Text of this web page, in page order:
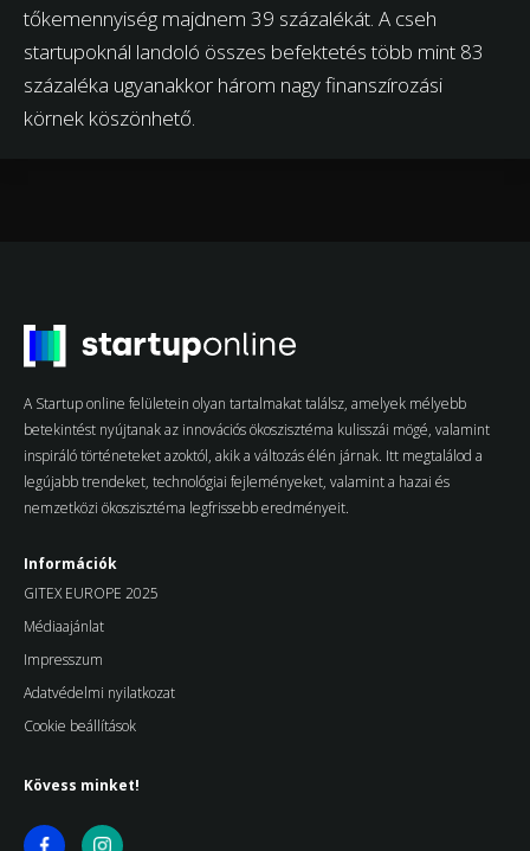
tőkemennyiség majdnem 39 százalékát. A cseh
startupoknál landoló összes befektetés több mint 83
százaléka ugyanakkor három nagy finanszírozási
körnek köszönhető.
A Startup online felületein olyan tartalmakat találsz, amelyek mélyebb
betekintést nyújtanak az innovációs ökoszisztéma kulisszái mögé, valamint
inspiráló történeteket azoktól, akik a változás élén járnak. Itt megtalálod a
legújabb trendeket, technológiai fejleményeket, valamint a hazai és
nemzetközi ökoszisztéma legfrissebb eredményeit.
Információk
GITEX EUROPE 2025
Médiaajánlat
Impresszum
Adatvédelmi nyilatkozat
Cookie beállítások
Kövess minket!